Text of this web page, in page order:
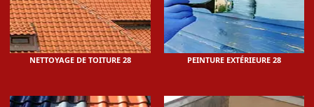
NETTOYAGE DE TOITURE 28 PEINTURE EXTÉRIEURE 28